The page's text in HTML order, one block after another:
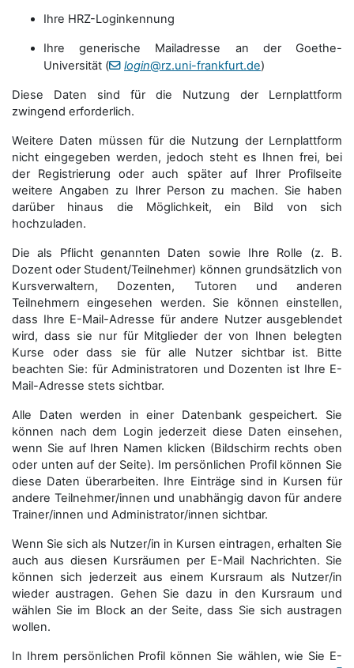
Ihre HRZ-Loginkennung
Ihre generische Mailadresse an der Goethe-
Universität (
login@rz.uni-frankfurt.de)
Diese Daten sind für die Nutzung der Lernplattform
zwingend erforderlich.
Weitere Daten müssen für die Nutzung der Lernplattform
nicht eingegeben werden, jedoch steht es Ihnen frei, bei
der Registrierung oder auch später auf Ihrer Profilseite
weitere Angaben zu Ihrer Person zu machen. Sie haben
darüber hinaus die Möglichkeit, ein Bild von sich
hochzuladen.
Die als Pflicht genannten Daten sowie Ihre Rolle (z. B.
Dozent oder Student/Teilnehmer) können grundsätzlich von
Kursverwaltern, Dozenten, Tutoren und anderen
Teilnehmern eingesehen werden. Sie können einstellen,
dass Ihre E-Mail-Adresse für andere Nutzer ausgeblendet
wird, dass sie nur für Mitglieder der von Ihnen belegten
Kurse oder dass sie für alle Nutzer sichtbar ist. Bitte
beachten Sie: für Administratoren und Dozenten ist Ihre E-
Mail-Adresse stets sichtbar.
Alle Daten werden in einer Datenbank gespeichert. Sie
können nach dem Login jederzeit diese Daten einsehen,
wenn Sie auf Ihren Namen klicken (Bildschirm rechts oben
oder unten auf der Seite). Im persönlichen Profil können Sie
diese Daten überarbeiten. Ihre Einträge sind in Kursen für
andere Teilnehmer/innen und unabhängig davon für andere
Trainer/innen und Administrator/innen sichtbar.
Wenn Sie sich als Nutzer/in in Kursen eintragen, erhalten Sie
auch aus diesen Kursräumen per E-Mail Nachrichten. Sie
können sich jederzeit aus einem Kursraum als Nutzer/in
wieder austragen. Gehen Sie dazu in den Kursraum und
wählen Sie im Block an der Seite, dass Sie sich austragen
wollen.
In Ihrem persönlichen Profil können Sie wählen, wie Sie E-